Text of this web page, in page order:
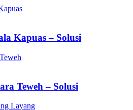
Kapuas – Solusi
Teweh – Solusi